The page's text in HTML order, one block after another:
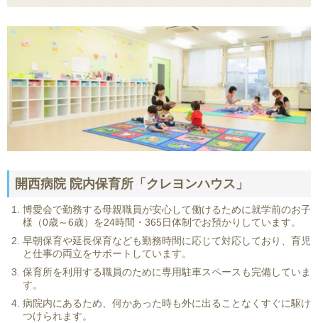
開西病院 院内保育所「クレヨンハウス」
博愛会で勤務する母親職員が安心して働けるために就学前のお子
様（0歳～6歳）を24時間・365日体制でお預かりしています。
早朝保育や延長保育なども勤務時間に応じて対応しており、育児
と仕事の両立をサポートしています。
保育所を利用する職員のために専用駐車スペースも完備していま
す。
病院内にあるため、何かあった時も外に出ることなくすぐに駆け
つけられます。